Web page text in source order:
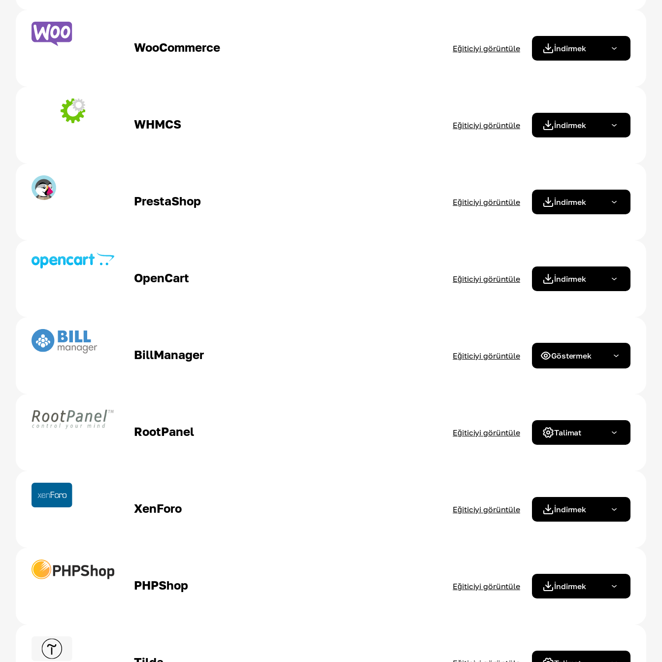
WooCommerce Eğiticiyi görüntüle İndirmek
WHMCS Eğiticiyi görüntüle İndirmek
PrestaShop Eğiticiyi görüntüle İndirmek
OpenCart Eğiticiyi görüntüle İndirmek
BillManager Göstermek
Eğiticiyi görüntüle
RootPanel Eğiticiyi görüntüle Talimat
XenForo Eğiticiyi görüntüle İndirmek
PHPShop Eğiticiyi görüntüle İndirmek